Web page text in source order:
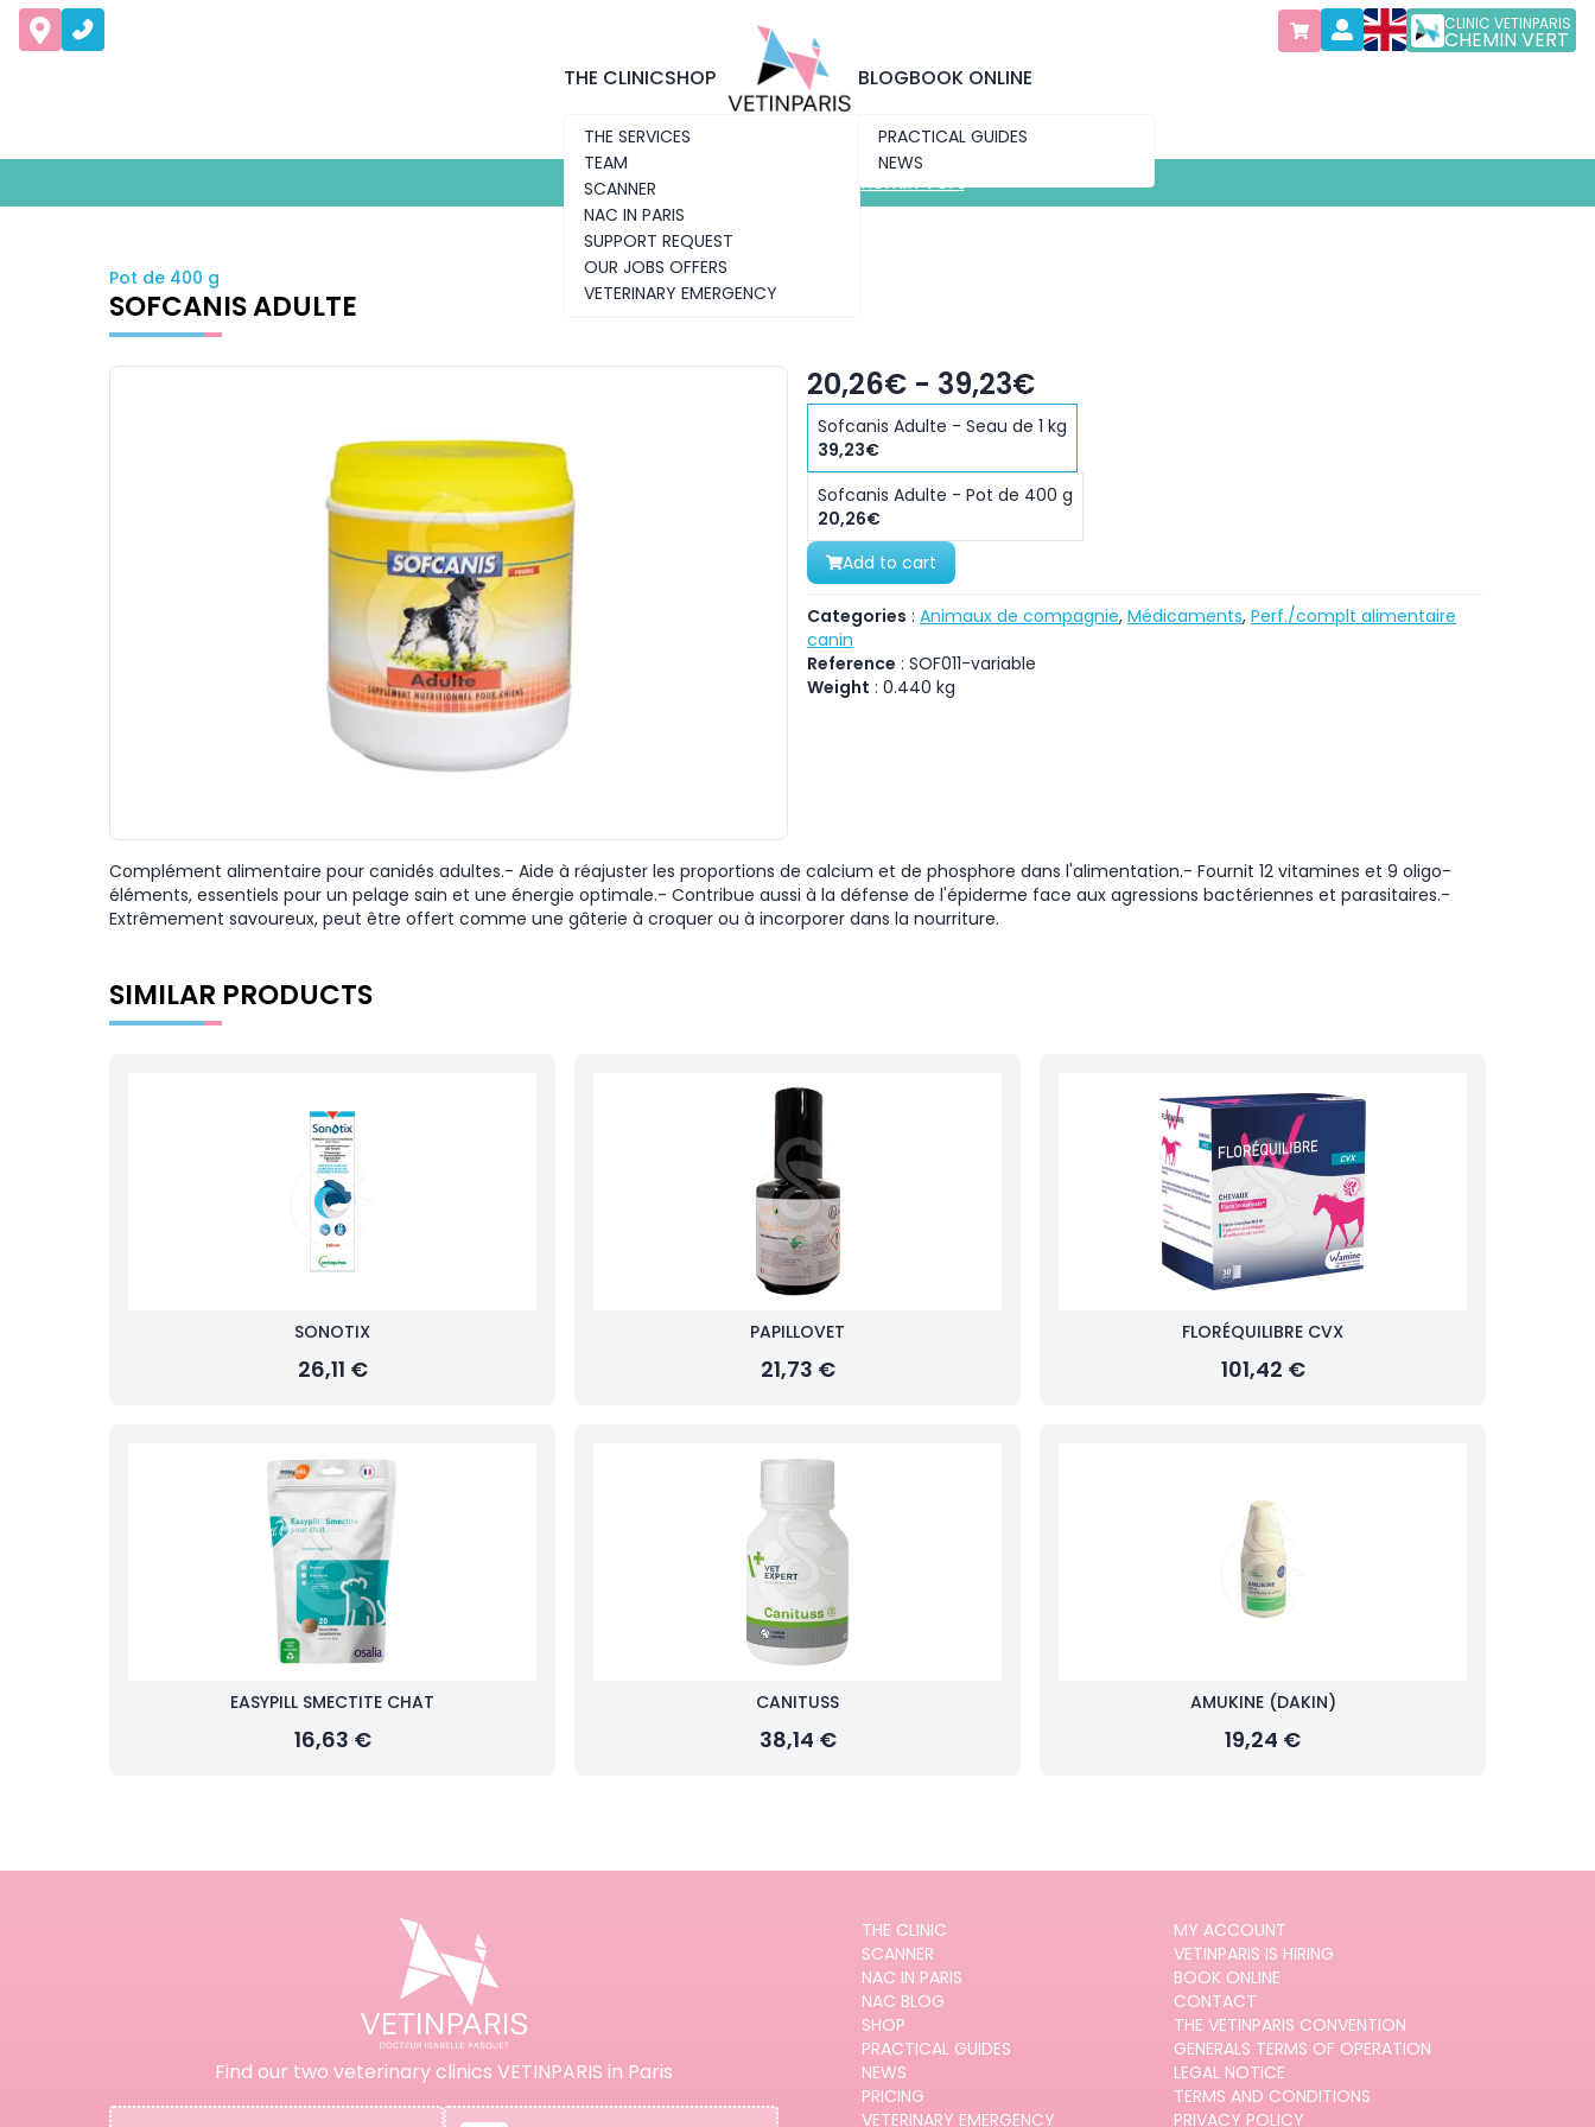
CLINIC VETINPARIS
CHEMIN VERT
THE CLINIC
THE SERVICES
TEAM
SCANNER
NAC IN PARIS
SUPPORT REQUEST
OUR JOBS OFFERS
VETERINARY EMERGENCY
SHOP BLOG
PRACTICAL GUIDES
NEWS
BOOK ONLINE
Discover the new clinic Chemin Vert
Discover the new clinic
Pot de 400 g
SOFCANIS ADULTE
20,26€ - 39,23€
Sofcanis Adulte - Seau de 1 kg
39,23€
Sofcanis Adulte - Pot de 400 g
20,26€
Add to cart
Categories : Animaux de compagnie, Médicaments, Perf./complt alimentaire
canin
Reference : SOF011-variable
Weight : 0.440 kg
Complément alimentaire pour canidés adultes.- Aide à réajuster les proportions de calcium et de phosphore dans l'alimentation.- Fournit 12 vitamines et 9 oligo-
éléments, essentiels pour un pelage sain et une énergie optimale.- Contribue aussi à la défense de l'épiderme face aux agressions bactériennes et parasitaires.-
Extrêmement savoureux, peut être offert comme une gâterie à croquer ou à incorporer dans la nourriture.
SIMILAR PRODUCTS
SONOTIX
26,11 €
PAPILLOVET
21,73 €
FLORÉQUILIBRE CVX
101,42 €
EASYPILL SMECTITE CHAT
16,63 €
CANITUSS
38,14 €
AMUKINE (DAKIN)
19,24 €
Find our two veterinary clinics VETINPARIS in Paris
THE CLINIC
SCANNER
NAC IN PARIS
NAC BLOG
SHOP
PRACTICAL GUIDES
NEWS
PRICING
VETERINARY EMERGENCY
MY ACCOUNT
VETINPARIS IS HIRING
BOOK ONLINE
CONTACT
THE VETINPARIS CONVENTION
GENERALS TERMS OF OPERATION
LEGAL NOTICE
TERMS AND CONDITIONS
PRIVACY POLICY